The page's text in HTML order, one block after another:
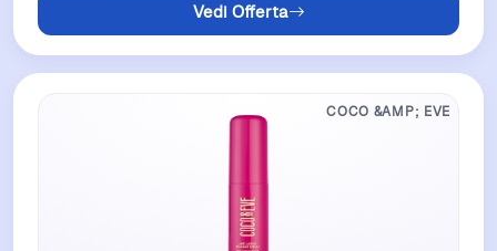
Vedi Offerta
COCO &AMP; EVE